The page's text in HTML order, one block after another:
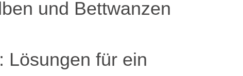
und Bettwanzen
Lösungen für ein